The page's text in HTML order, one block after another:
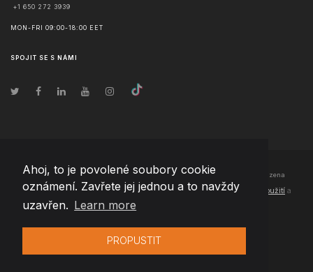
Ahoj, to je povolené soubory cookie
oznámení. Zavřete jej jednou a to navždy
uzavřen. Learn more
PROPUSTIT
+1 650 272 3939
MON-FRI 09:00-18:00 EET
SPOJIT SE S NÁMI
© Copyright2026 Team Extension Czech Republic- Všechna práva vyhrazena
Changelog● Používáním těchto stránek souhlasíte s našimiPodmínky použití a
Politika soukromí